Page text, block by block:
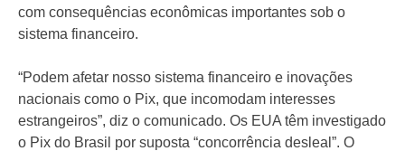
com consequências econômicas importantes sob o
sistema financeiro.
“Podem afetar nosso sistema financeiro e inovações
nacionais como o Pix, que incomodam interesses
estrangeiros”, diz o comunicado. Os EUA têm investigado
o Pix do Brasil por suposta “concorrência desleal”. O